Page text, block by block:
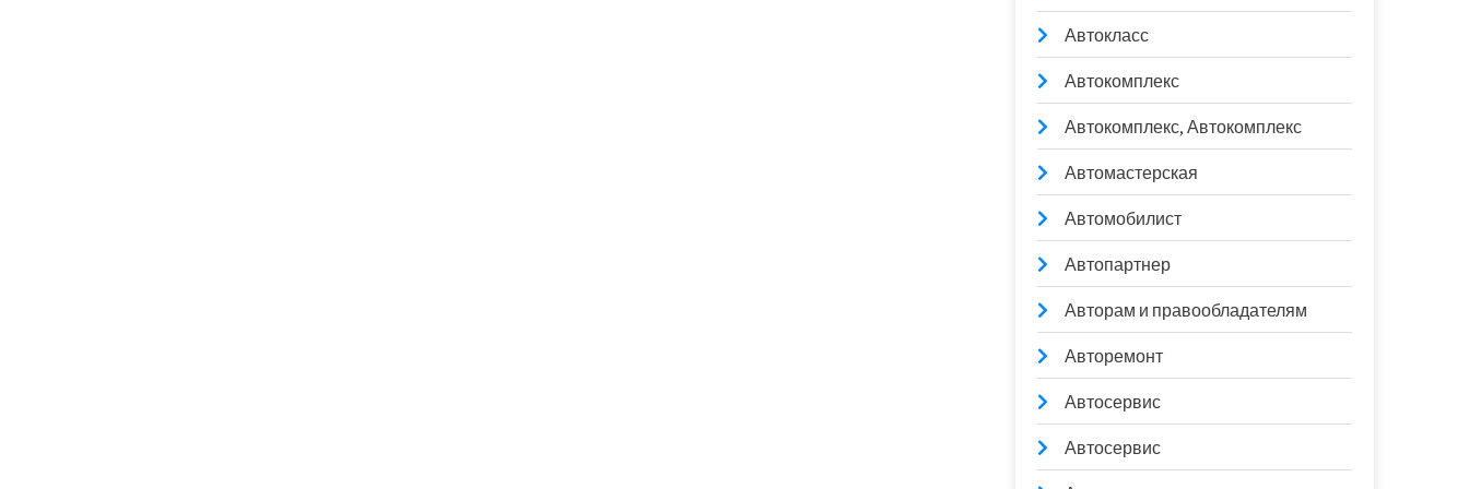
Автокласс
Автокомплекс
Автокомплекс, Автокомплекс
Автомастерская
Автомобилист
Автопартнер
Авторам и правообладателям
Авторемонт
Автосервис
Автосервис